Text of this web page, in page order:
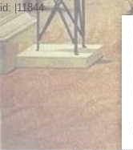
id: |11844